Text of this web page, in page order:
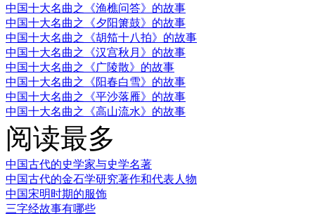
中国十大名曲之《渔樵问答》的故事
中国十大名曲之《夕阳箫鼓》的故事
中国十大名曲之《胡笳十八拍》的故事
中国十大名曲之《汉宫秋月》的故事
中国十大名曲之《广陵散》的故事
中国十大名曲之《阳春白雪》的故事
中国十大名曲之《平沙落雁》的故事
中国十大名曲之《高山流水》的故事
阅读最多
中国古代的史学家与史学名著
中国古代的金石学研究著作和代表人物
中国宋明时期的服饰
三字经故事有哪些